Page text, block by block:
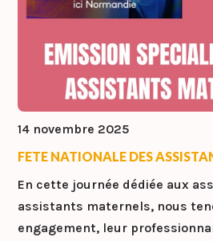
14 novembre 2025
FETE NATIONALE DES
En cette journée dédiée aux
assistants maternels, nous
engagement, leur